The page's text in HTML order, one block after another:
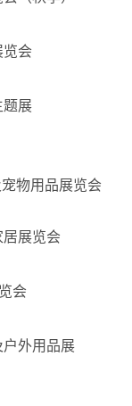
览会
题展
物用品展览会
居展览会
会
外用品展